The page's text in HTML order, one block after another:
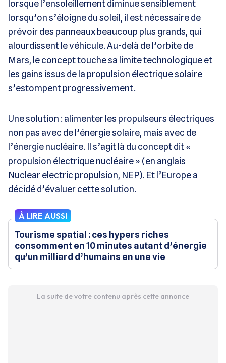
lorsque l’ensoleillement diminue sensiblement
lorsqu’on s’éloigne du soleil, il est nécessaire de
prévoir des panneaux beaucoup plus grands, qui
alourdissent le véhicule. Au-delà de l’orbite de
Mars, le concept touche sa limite technologique et
les gains issus de la propulsion électrique solaire
s’estompent progressivement.
Une solution : alimenter les propulseurs électriques
non pas avec de l’énergie solaire, mais avec de
l’énergie nucléaire. Il s’agit là du concept dit «
propulsion électrique nucléaire » (en anglais
Nuclear electric propulsion, NEP). Et l’Europe a
décidé d’évaluer cette solution.
À LIRE AUSSI
Tourisme spatial : ces hypers riches
consomment en 10 minutes autant d’énergie
qu’un milliard d’humains en une vie
La suite de votre contenu après cette annonce